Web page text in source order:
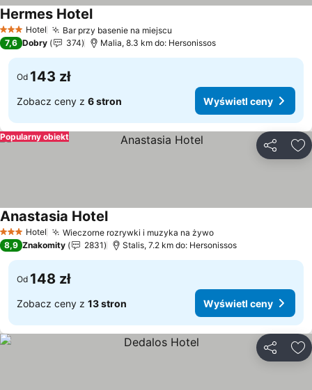
3 Kategoria
Hotel Bar przy basenie na miejscu
Hermes HotelWyświetl ceny
7,6 Dobry 374 Malia, 8.3 km do: Hersonissos
Od 143 zł
Zobacz ceny z 6 stron Wyświetl ceny
Popularny obiekt
3 Kategoria
Hotel Wieczorne rozrywki i muzyka na żywoWyświetl ceny
Anastasia HotelWyświetl ceny
8,9 Znakomity 2831 Stalis, 7.2 km do: Hersonissos
Od 148 zł
Zobacz ceny z 13 stron Wyświetl ceny